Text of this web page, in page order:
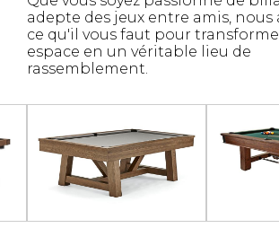
adepte des jeux entre amis, nous
ce qu'il vous faut pour
espace en un véritable lieu de
rassemblement.